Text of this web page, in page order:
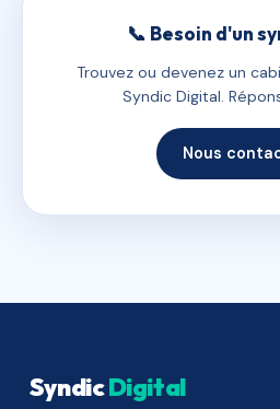
📞 Besoin d'un
Trouvez ou devenez un
Syndic Digital.
Nous
SyndicDigital